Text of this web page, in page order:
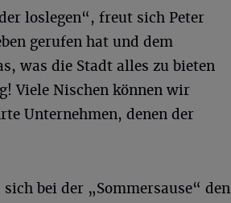
loslegen“, freut sich Peter
gerufen hat und dem
was die Stadt alles zu bieten
Viele Nischen können wir
Unternehmen, denen der
bei der „Sommersause“ den